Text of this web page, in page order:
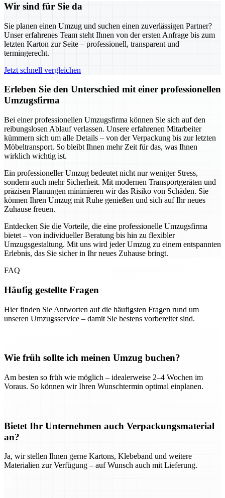
Wir sind für Sie da
Sie planen einen Umzug und suchen einen zuverlässigen Partner?
Unser erfahrenes Team steht Ihnen von der ersten Anfrage bis zum
letzten Karton zur Seite – professionell, transparent und
termingerecht.
Jetzt schnell vergleichen
Erleben Sie den Unterschied mit einer professionellen
Umzugsfirma
Bei einer professionellen Umzugsfirma können Sie sich auf den
reibungslosen Ablauf verlassen. Unsere erfahrenen Mitarbeiter
kümmern sich um alle Details – von der Verpackung bis zur letzten
Möbeltransport. So bleibt Ihnen mehr Zeit für das, was Ihnen
wirklich wichtig ist.
Ein professioneller Umzug bedeutet nicht nur weniger Stress,
sondern auch mehr Sicherheit. Mit modernen Transportgeräten und
präzisen Planungen minimieren wir das Risiko von Schäden. Sie
können Ihren Umzug mit Ruhe genießen und sich auf Ihr neues
Zuhause freuen.
Entdecken Sie die Vorteile, die eine professionelle Umzugsfirma
bietet – von individueller Beratung bis hin zu flexibler
Umzugsgestaltung. Mit uns wird jeder Umzug zu einem entspannten
Erlebnis, das Sie sicher in Ihr neues Zuhause bringt.
FAQ
Häufig gestellte Fragen
Hier finden Sie Antworten auf die häufigsten Fragen rund um
unseren Umzugsservice – damit Sie bestens vorbereitet sind.
Wie früh sollte ich meinen Umzug buchen?
Am besten so früh wie möglich – idealerweise 2–4 Wochen im
Voraus. So können wir Ihren Wunschtermin optimal einplanen.
Bietet Ihr Unternehmen auch Verpackungsmaterial
an?
Ja, wir stellen Ihnen gerne Kartons, Klebeband und weitere
Materialien zur Verfügung – auf Wunsch auch mit Lieferung.